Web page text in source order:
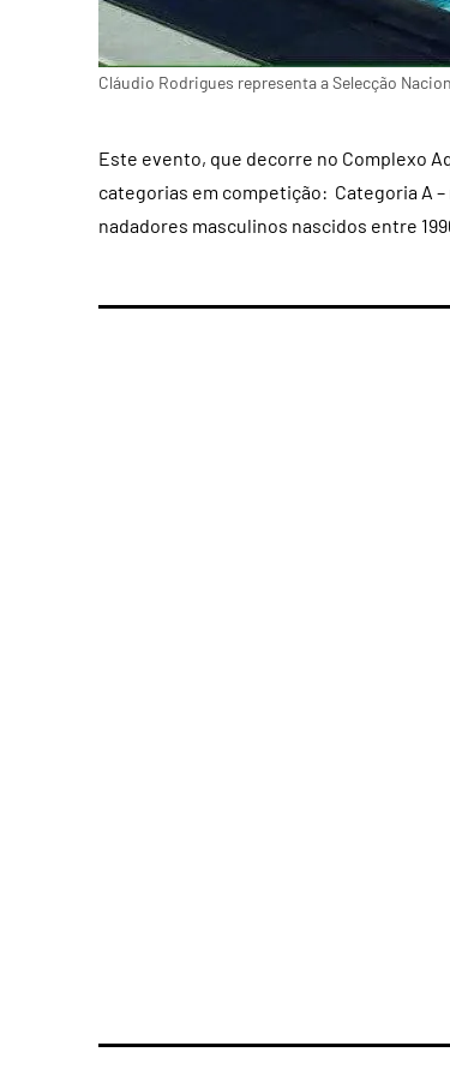
Cláudio Rodrigues representa a Selecção
Este evento, que decorre no Complexo
categorias em competição: Categoria A
nadadores masculinos nascidos entre